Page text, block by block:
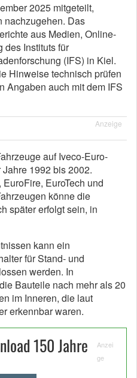
2025 mitgeteilt,
nachzugehen. Das
aus Medien, Online-
des Instituts für
(IFS) in Kiel.
Hinweise technisch prüfen
Angaben auch mit dem IFS
Anzeige
auf Iveco-Euro-
1992 bis 2002.
EuroTech und
könne die
später erfolgt sein, in
kann ein
für Stand- und
werden. In
Bauteile nach mehr als 20
im Inneren, die laut
erkennbar waren.
150 Jahre
Anzei
ge